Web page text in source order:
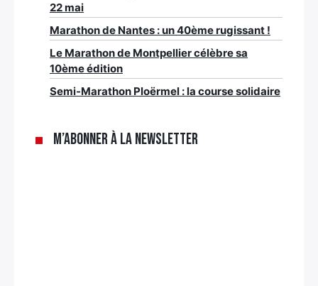
22 mai
Marathon de Nantes : un 40ème rugissant !
Le Marathon de Montpellier célèbre sa
10ème édition
Semi-Marathon Ploërmel : la course solidaire
M’abonner à la newsletter